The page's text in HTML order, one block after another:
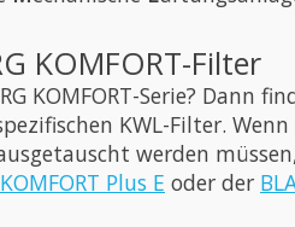
KOMFORT-Filter
KOMFORT-Serie? Dann
KWL-Filter.
werden
Plus E oder der